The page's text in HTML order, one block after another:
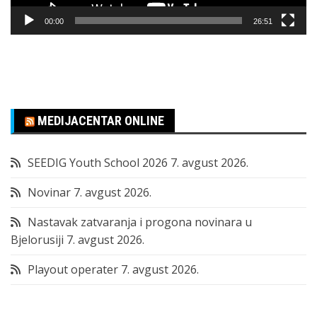
00:00 26:51
MEDIJACENTAR ONLINE
SEEDIG Youth School 2026 7. avgust 2026.
Novinar 7. avgust 2026.
Nastavak zatvaranja i progona novinara u
Bjelorusiji 7. avgust 2026.
Playout operater 7. avgust 2026.